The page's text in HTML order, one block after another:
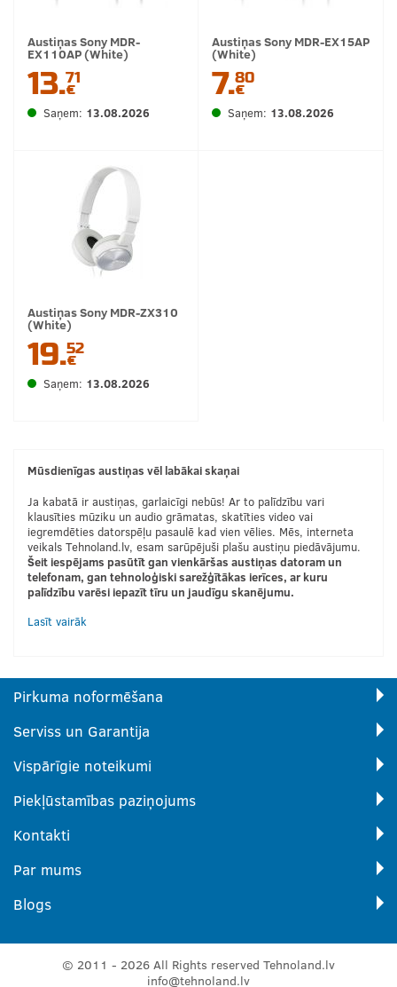
Austiņas Sony MDR-
EX110AP (White)
13.71
€
Saņem: 13.08.2026
Austiņas Sony MDR-EX15AP
(White)
7.80
€
Saņem: 13.08.2026
Austiņas Sony MDR-ZX310
(White)
19.52
€
Saņem: 13.08.2026
Mūsdienīgas austiņas vēl labākai skaņai
Ja kabatā ir austiņas, garlaicīgi nebūs! Ar to palīdzību vari
klausīties mūziku un audio grāmatas, skatīties video vai
iegremdēties datorspēļu pasaulē kad vien vēlies. Mēs, interneta
veikals Tehnoland.lv, esam sarūpējuši plašu austiņu piedāvājumu.
Šeit iespējams pasūtīt gan vienkāršas austiņas datoram un
telefonam, gan tehnoloģiski sarežģītākas ierīces, ar kuru
palīdzību varēsi iepazīt tīru un jaudīgu skanējumu.
Lasīt vairāk
Pirkuma noformēšana
Serviss un Garantija
Vispārīgie noteikumi
Piekļūstamības paziņojums
Kontakti
Par mums
Blogs
© 2011 - 2026 All Rights reserved Tehnoland.lv
info@tehnoland.lv